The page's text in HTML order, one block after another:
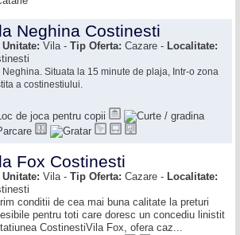
Neghina Costinesti
Vila - Tip Oferta: Cazare - Localitate:
Neghina. Situata la 15 minute de plaja, Intr-o zona
a costinestiului.
Fox Costinesti
Vila - Tip Oferta: Cazare - Localitate:
conditii de cea mai buna calitate la preturi
pentru toti care doresc un concediu linistit
CostinestiVila Fox, ofera caz...